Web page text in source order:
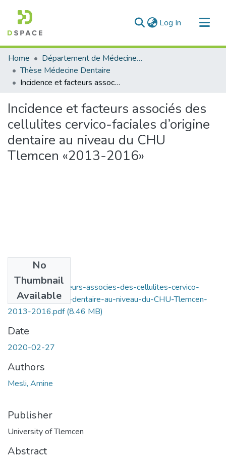
Log In (current)
Communities & Collections
All of DSpace
Statistics
Home
Département de Médecine Dentaire
Thèse Médecine Dentaire
Incidence et facteurs associés des cellulites cervico-faciales d’origine dentaire au niveau du CHU Tlemcen «2013-2016»
Incidence et facteurs associés des
cellulites cervico-faciales d’origine
dentaire au niveau du CHU
Tlemcen «2013-2016»
No
Thumbnail
Available
Incidence-et-facteurs-associes-des-cellulites-cervico-
faciales-d-origine-dentaire-au-niveau-du-CHU-Tlemcen-
2013-2016.pdf(8.46 MB)
Date
2020-02-27
Authors
Mesli, Amine
Publisher
University of Tlemcen
Abstract